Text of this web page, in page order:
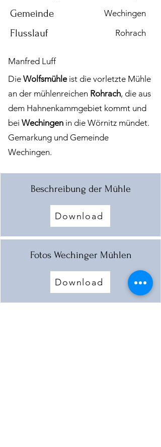
Wechingen
Gemeinde
Rohrach
Flusslauf
Manfred Luff
Die Wolfsmühleist die vorletzte Mühle
an der mühlenreichen Rohrach, die aus
dem Hahnenkammgebiet kommt und
bei Wechingen in die Wörnitz mündet.
Gemarkung und Gemeinde
Wechingen.
Beschreibung der Mühle
Download
Fotos Wechinger Mühlen
Download